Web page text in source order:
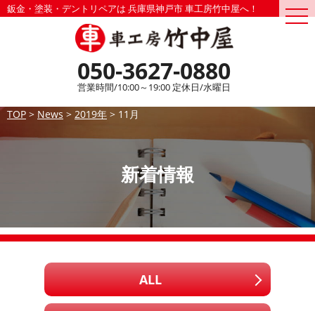
鈑金・塗装・デントリペアは 兵庫県神戸市 車工房竹中屋へ！
050-3627-0880
営業時間/10:00～19:00 定休日/水曜日
TOP > News > 2019年 > 11月
新着情報
ALL